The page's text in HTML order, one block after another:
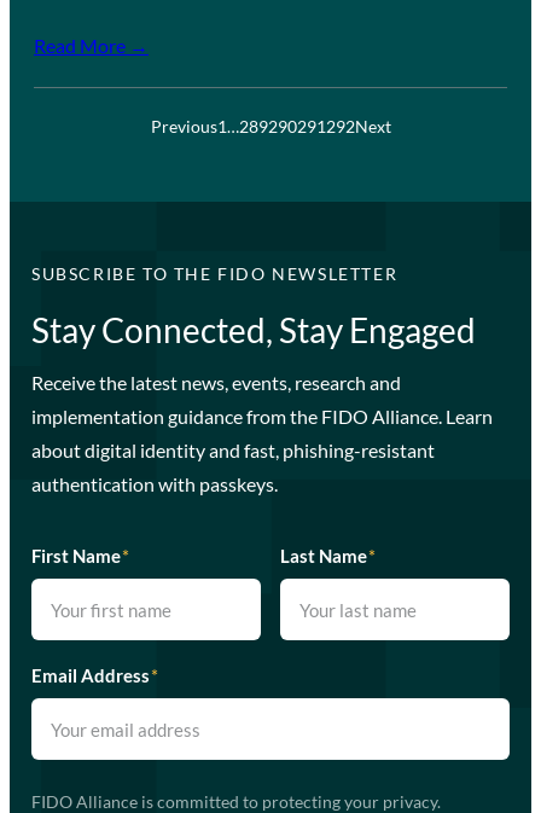
Read More →
Previous1…289290291292Next
SUBSCRIBE TO THE FIDO NEWSLETTER
Stay Connected, Stay Engaged
Receive the latest news, events, research and
implementation guidance from the FIDO Alliance. Learn
about digital identity and fast, phishing-resistant
authentication with passkeys.
First Name* Last Name*
Email Address*
FIDO Alliance is committed to protecting your privacy.